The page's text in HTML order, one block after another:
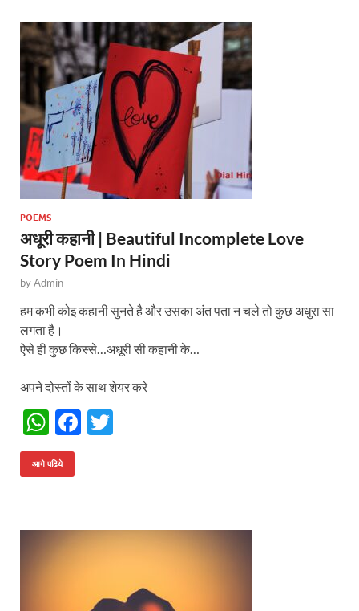
A
p
p
o
o
k
POEMS
अधूरी कहानी | Beautiful Incomplete Love
Story Poem In Hindi
byAdmin
हम कभी कोइ कहानी सुनते है और उसका अंत पता न चले तो कुछ अधुरा सा
लगता है।
ऐसे ही कुछ किस्से…अधूरी सी कहानी के…
अपने दोस्तों के साथ शेयर करे
W
h
at
A
p
F
o
o
आगे पढिये